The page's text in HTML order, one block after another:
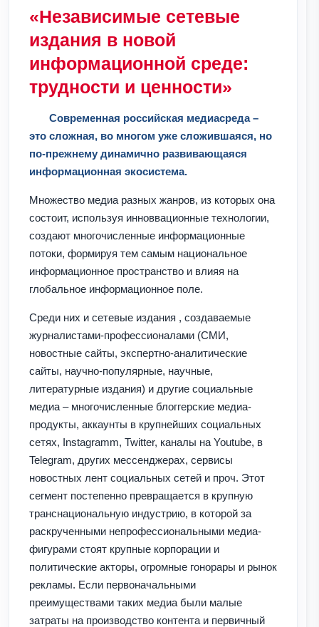
«Независимые сетевые
издания в новой
информационной среде:
трудности и ценности»
Современная российская медиасреда –
это сложная, во многом уже сложившаяся, но
по-прежнему динамично развивающаяся
информационная экосистема.
Множество медиа разных жанров, из которых она
состоит, используя инноввационные технологии,
создают многочисленные информационные
потоки, формируя тем самым национальное
информационное пространство и влияя на
глобальное информационное поле.
Среди них и сетевые издания , создаваемые
журналистами-профессионалами (СМИ,
новостные сайты, экспертно-аналитические
сайты, научно-популярные, научные,
литературные издания) и другие социальные
медиа – многочисленные блоггерские медиа-
продукты, аккаунты в крупнейших социальных
сетях, Instagramm, Twitter, каналы на Youtube, в
Telegram, других мессенджерах, сервисы
новостных лент социальных сетей и проч. Этот
сегмент постепенно превращается в крупную
транснациональную индустрию, в которой за
раскрученными непрофессиональными медиа-
фигурами стоят крупные корпорации и
политические акторы, огромные гонорары и рынок
рекламы. Если первоначальными
преимуществами таких медиа были малые
затраты на производство контента и первичный